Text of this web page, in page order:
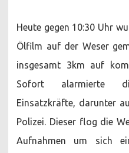
Heute gegen 10:30 Uhr
Ölfilm auf der Weser
insgesamt 3km auf
Sofort alarmierte
Einsatzkräfte, darunter
Polizei. Dieser flog die
Aufnahmen um sich